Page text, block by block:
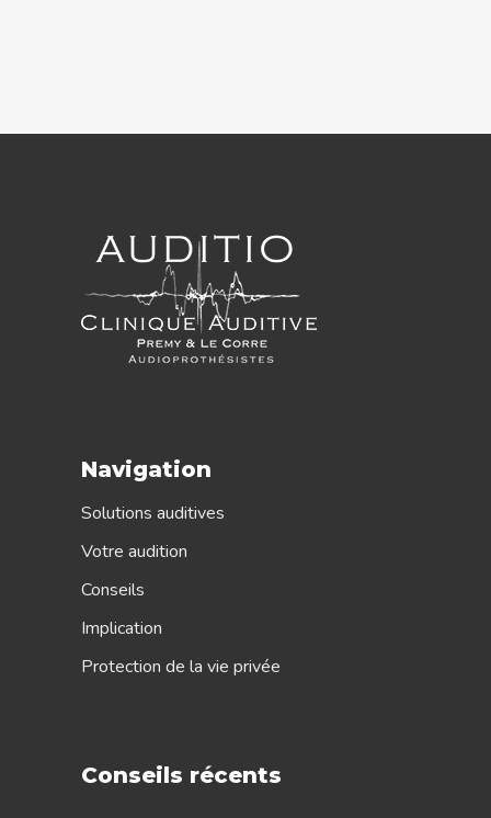
Navigation
Solutions auditives
Votre audition
Conseils
Implication
Protection de la vie privée
Conseils récents